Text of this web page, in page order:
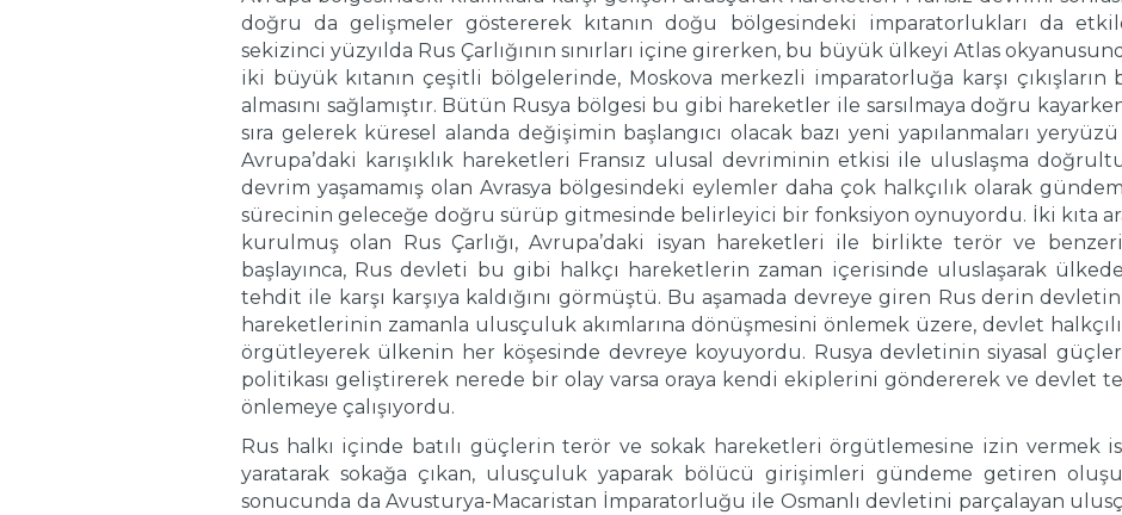
doğru da gelişmeler göstererek kıtanın doğu bölgesindeki imparatorlukları da
sekizinci yüzyılda Rus Çarlığının sınırları içine girerken, bu büyük ülkeyi Atlas
iki büyük kıtanın çeşitli bölgelerinde, Moskova merkezli imparatorluğa karşı çıkışların
almasını sağlamıştır. Bütün Rusya bölgesi bu gibi hareketler ile sarsılmaya doğru
sıra gelerek küresel alanda değişimin başlangıcı olacak bazı yeni yapılanmaları yeryüzü
Avrupa’daki karışıklık hareketleri Fransız ulusal devriminin etkisi ile uluslaşma
devrim yaşamamış olan Avrasya bölgesindeki eylemler daha çok halkçılık olarak
sürecinin geleceğe doğru sürüp gitmesinde belirleyici bir fonksiyon oynuyordu. İki kıta
kurulmuş olan Rus Çarlığı, Avrupa’daki isyan hareketleri ile birlikte terör ve
başlayınca, Rus devleti bu gibi halkçı hareketlerin zaman içerisinde uluslaşarak
tehdit ile karşı karşıya kaldığını görmüştü. Bu aşamada devreye giren Rus derin
hareketlerinin zamanla ulusçuluk akımlarına dönüşmesini önlemek üzere, devlet
örgütleyerek ülkenin her köşesinde devreye koyuyordu. Rusya devletinin siyasal
politikası geliştirerek nerede bir olay varsa oraya kendi ekiplerini göndererek ve devlet
önlemeye çalışıyordu.
Rus halkı içinde batılı güçlerin terör ve sokak hareketleri örgütlemesine izin vermek
yaratarak sokağa çıkan, ulusçuluk yaparak bölücü girişimleri gündeme getiren
sonucunda da Avusturya-Macaristan İmparatorluğu ile Osmanlı devletini parçalayan